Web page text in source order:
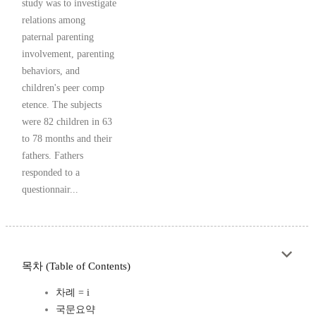
study was to investigate
relations among
paternal parenting
involvement, parenting
behaviors, and
children's peer comp
etence. The subjects
were 82 children in 63
to 78 months and their
fathers. Fathers
responded to a
questionnair...
목차 (Table of Contents)
차례 = i
국문요약